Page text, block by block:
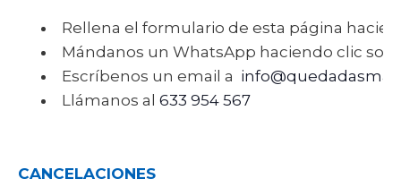
Rellena el formulario de esta página
Mándanos un WhatsApp haciendo clic
Escríbenos un email a
Llámanos al 633 954 567
CANCELACIONES